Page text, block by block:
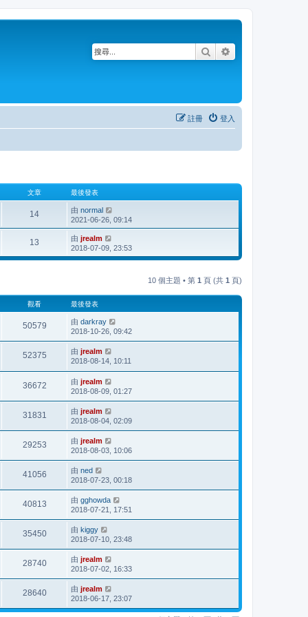
搜尋
登入
註冊
文章 最後發表
14 由 normal
視
最
發
表
2021-06-26, 09:14
13 由 jrealm
視
最
2018-07-09, 23:53
10 個主題 • 第 1 頁 (共 1 頁)
觀看 最後發表
50579 由 darkray
2018-10-26, 09:42
52375 由 jrealm
2018-08-14, 10:11
36672 由 jrealm
2018-08-09, 01:27
31831 由 jrealm
2018-08-04, 02:09
29253 由 jrealm
2018-08-03, 10:06
41056 由 ned
2018-07-23, 00:18
40813 由 gghowda
2018-07-21, 17:51
35450 由 kiggy
2018-07-10, 23:48
28740 由 jrealm
2018-07-02, 16:33
28640 由 jrealm
2018-06-17, 23:07